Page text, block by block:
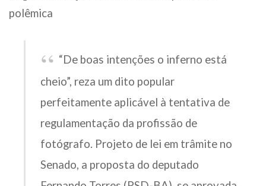
polêmica
“De boas intenções o inferno está
cheio”, reza um dito popular
perfeitamente aplicável à tentativa de
regulamentação da profissão de
fotógrafo. Projeto de lei em trâmite no
Senado, a proposta do deputado